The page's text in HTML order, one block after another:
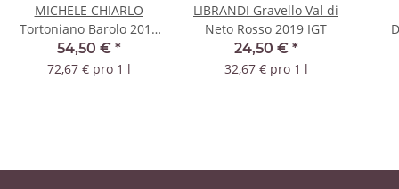
MICHELE CHIARLO
Tortoniano Barolo 2019
DOCG
54,50 € *
72,67 € pro 1 l
LIBRANDI Gravello Val di
Neto Rosso 2019 IGT
24,50 € *
32,67 € pro 1 l